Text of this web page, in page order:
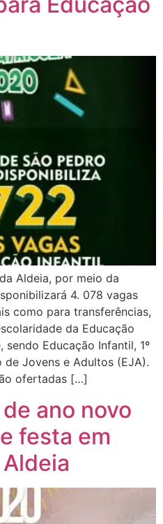
Aldeia, por meio da
4. 078 vagas
como para transferências,
da Educação
sendo Educação Infantil, 1º
de Jovens e Adultos (EJA).
ofertadas […]
ano novo
festa em